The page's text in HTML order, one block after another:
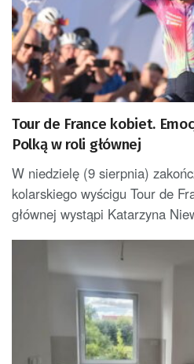
Tour de France kobiet.
Polką w roli głównej
W niedzielę (9 sierpnia)
kolarskiego wyścigu Tour de
głównej wystąpi Katarzyna